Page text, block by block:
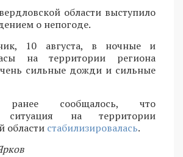
области выступило
о непогоде.
10 августа, в ночные и
на территории региона
сильные дожди и сильные
ранее сообщалось, что
ситуация на территории
области стабилизировалась.